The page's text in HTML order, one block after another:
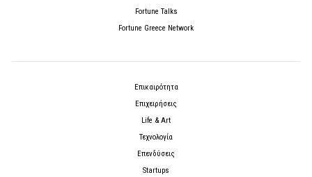
Fortune Talks
Fortune Greece Network
Επικαιρότητα
Επιχειρήσεις
Life & Art
Τεχνολογία
Επενδύσεις
Startups